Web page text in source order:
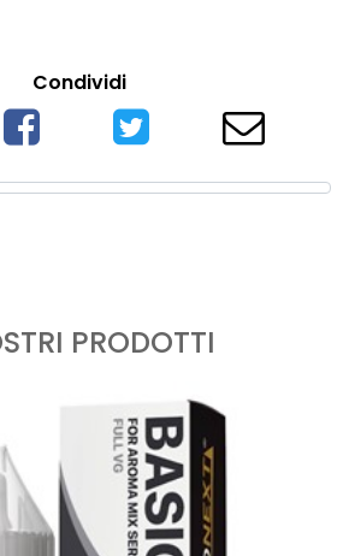
Condividi
PRODOTTI